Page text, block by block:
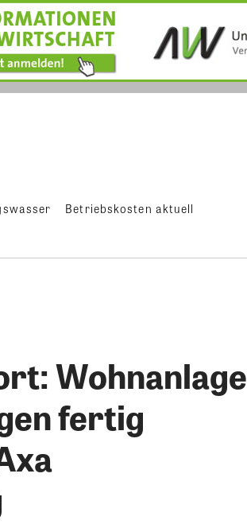
Betriebskosten aktuell
Wohnanlage
fertig